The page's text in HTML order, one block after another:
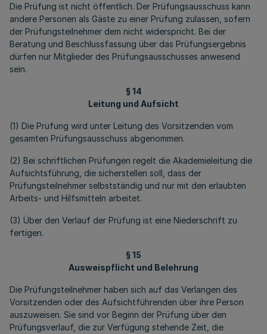
Die Prüfung ist nicht öffentlich. Der Prüfungsausschuss kann
andere Personen als Gäste zu einer Prüfung zulassen, sofern
der Prüfungsteilnehmer dem nicht widerspricht. Bei der
Beratung und Beschlussfassung über das Prüfungsergebnis
dürfen nur Mitglieder des Prüfungsausschusses anwesend
sein.
§ 14
Leitung und Aufsicht
(1) Die Prüfung wird unter Leitung des Vorsitzenden vom
gesamten Prüfungsausschuss abgenommen.
(2) Bei schriftlichen Prüfungen regelt die Akademieleitung die
Aufsichtsführung, die sicherstellen soll, dass der
Prüfungsteilnehmer selbstständig und nur mit den erlaubten
Arbeits- und Hilfsmitteln arbeitet.
(3) Über den Verlauf der Prüfung ist eine Niederschrift zu
fertigen.
§ 15
Ausweispflicht und Belehrung
Die Prüfungsteilnehmer haben sich auf das Verlangen des
Vorsitzenden oder des Aufsichtführenden über ihre Person
auszuweisen. Sie sind vor Beginn der Prüfung über den
Prüfungsverlauf, die zur Verfügung stehende Zeit, die